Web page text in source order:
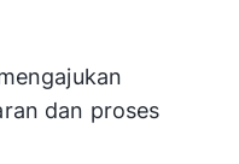
dan proses